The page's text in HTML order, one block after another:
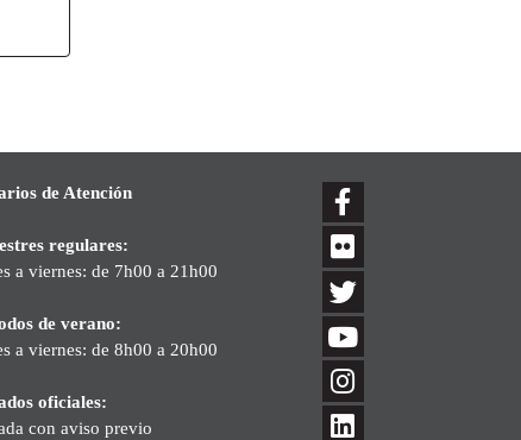
de Atención
regulares:
a viernes: de 7h00 a 21h00
de verano:
a viernes: de 8h00 a 20h00
oficiales:
con aviso previo